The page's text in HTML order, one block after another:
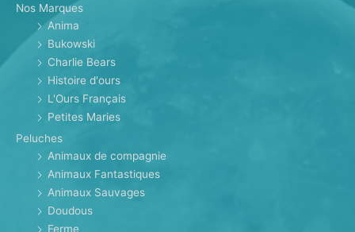
Nos Marques
Anima
Bukowski
Charlie Bears
Histoire d'ours
L'Ours Français
Petites Maries
Peluches
Animaux de compagnie
Animaux Fantastiques
Animaux Sauvages
Doudous
Ferme